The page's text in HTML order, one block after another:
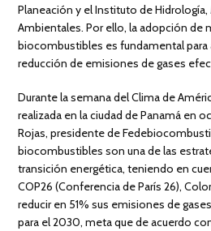
Planeación y el Instituto de
Ambientales. Por ello, la adopción de
biocombustibles es fundamental
reducción de emisiones de gases
Durante la semana del Clima de
realizada en la ciudad de Panamá en
Rojas, presidente de
biocombustibles son una de las
transición energética, teniendo en
COP26 (Conferencia de París 26),
reducir en 51% sus emisiones de
para el 2030, meta que de acuerdo